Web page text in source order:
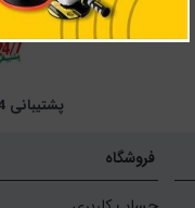
پشتیبانی 24 ساعته
فروشگاه